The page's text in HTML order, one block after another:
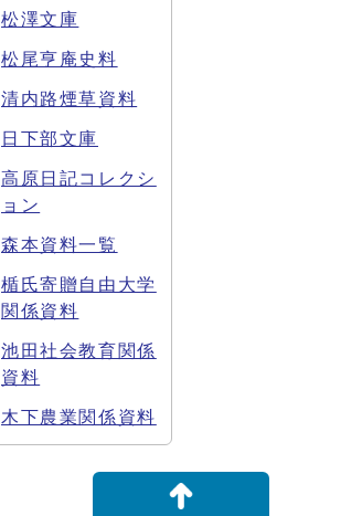
松澤文庫
松尾亨庵史料
清内路煙草資料
日下部文庫
高原日記コレクシ
ョン
森本資料一覧
楯氏寄贈自由大学
関係資料
池田社会教育関係
資料
木下農業関係資料